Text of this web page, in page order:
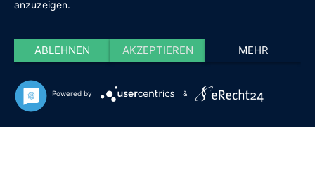
anzuzeigen.
ABLEHNEN AKZEPTIEREN MEHR
Powered by &